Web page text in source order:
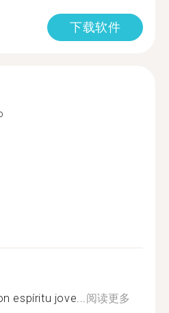
下载软件
espíritu jove...阅读更多